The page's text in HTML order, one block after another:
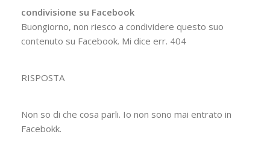
condivisione su Facebook
Buongiorno, non riesco a condividere questo suo
contenuto su Facebook. Mi dice err. 404
RISPOSTA
Non so di che cosa parli. Io non sono mai entrato in
Facebokk.